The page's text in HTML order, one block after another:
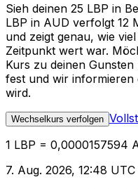
Sieh deinen 25 LBP in
LBP in AUD verfolgt 12
und zeigt genau, wie
Zeitpunkt wert war.
Kurs zu deinen
fest und wir informieren
wird.
Wechselkurs verfolgen
1 LBP = 0,0000157594
7. Aug. 2026, 12:48 UTC